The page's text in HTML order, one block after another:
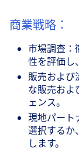
商業戦略：
市場調査：
性を評価し
販売および
な販売およ
ェンス。
現地パート
選択するか
します。